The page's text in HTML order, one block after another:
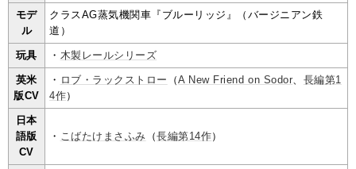
モデ
ル
クラスAG蒸気機関車『ブルーリッジ』（バージニアン鉄
道）
玩具 ・ 木製レールシリーズ
英米
版CV
・ ロブ・ラックストロー （A New Friend on Sodor
長編第1
4作）
日本
語版
CV
・ こばたけまさふみ （長編第14作）